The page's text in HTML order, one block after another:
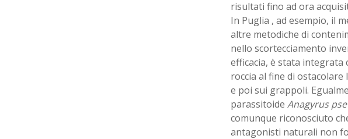
risultati fino ad ora
In Puglia , ad esempio, il
altre metodiche di
nello scortecciamento
efficacia, è stata integrata
roccia al fine di
e poi sui grappoli.
parassitoide Anagyrus
comunque riconosciuto
antagonisti naturali non